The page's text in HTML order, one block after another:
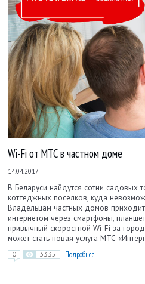
Wi-Fi от МТС в частном доме
14.04.2017
В Беларуси найдутся сотни садовых
коттеджных поселков, куда
Владельцам частных домов
интернетом через смартфоны,
привычный скоростной Wi-Fi за
может стать новая услуга МТС
0 3335 Подробнее